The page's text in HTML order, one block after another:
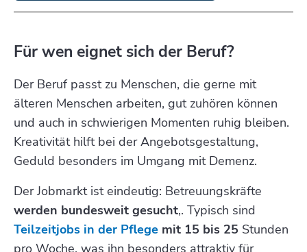
Für wen eignet sich der Beruf?
Der Beruf passt zu Menschen, die gerne mit
älteren Menschen arbeiten, gut zuhören können
und auch in schwierigen Momenten ruhig bleiben.
Kreativität hilft bei der Angebotsgestaltung,
Geduld besonders im Umgang mit Demenz.
Der Jobmarkt ist eindeutig: Betreuungskräfte
werden bundesweit gesucht,. Typisch sind
Teilzeitjobs in der Pflege mit 15 bis 25 Stunden